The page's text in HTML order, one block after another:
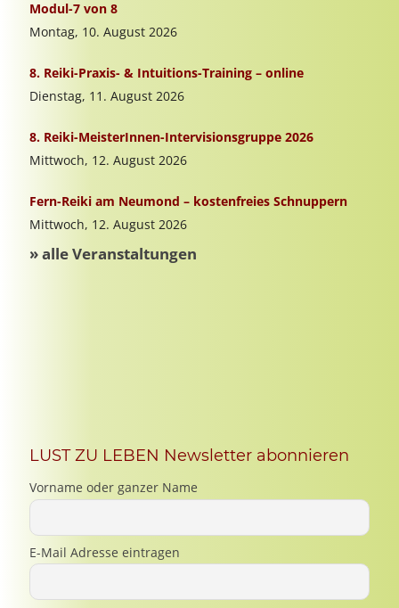
LUST ZU LEBEN Newsletter abonnieren
Vorname oder ganzer Name
E-Mail Adresse eintragen